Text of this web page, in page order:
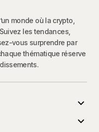
monde où la crypto,
les tendances,
vous surprendre par
thématique réserve